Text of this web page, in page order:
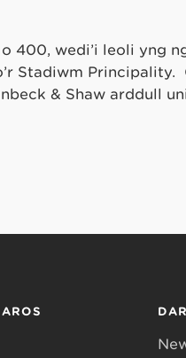
400, wedi’i leoli yng
Stadiwm
& Shaw arddull